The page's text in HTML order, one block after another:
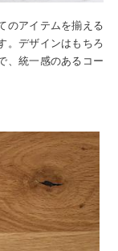
のアイテムを揃える
。デザインはもちろ
、統一感のあるコー